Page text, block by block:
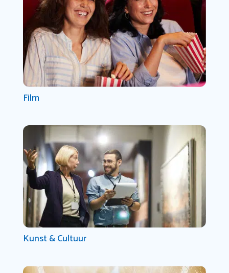
Film
Kunst & Cultuur